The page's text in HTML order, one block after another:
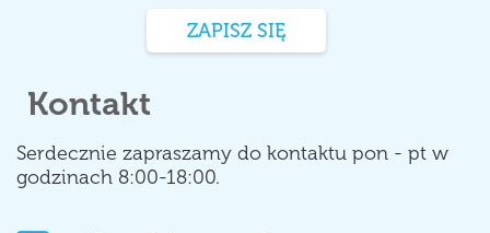
ZAPISZ SIĘ
Kontakt
Serdecznie zapraszamy do kontaktu pon - pt w
godzinach 8:00-18:00.